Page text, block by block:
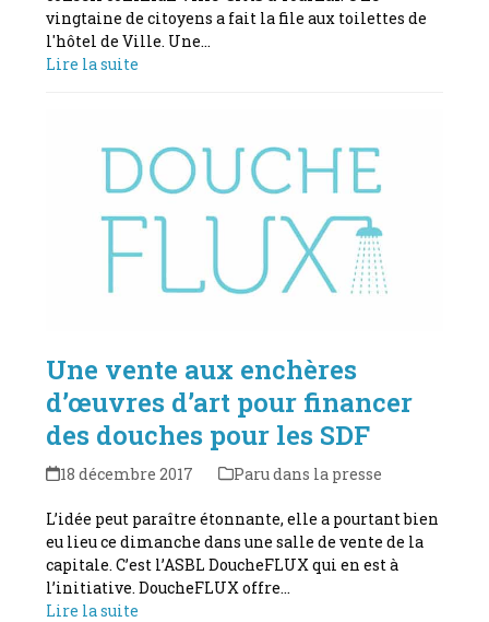
vingtaine de citoyens a fait la file aux toilettes de
l'hôtel de Ville. Une…
Lire la suite
Une vente aux enchères
d’œuvres d’art pour financer
des douches pour les SDF
18 décembre 2017 Paru dans la presse
L’idée peut paraître étonnante, elle a pourtant bien
eu lieu ce dimanche dans une salle de vente de la
capitale. C’est l’ASBL DoucheFLUX qui en est à
l’initiative. DoucheFLUX offre…
Lire la suite